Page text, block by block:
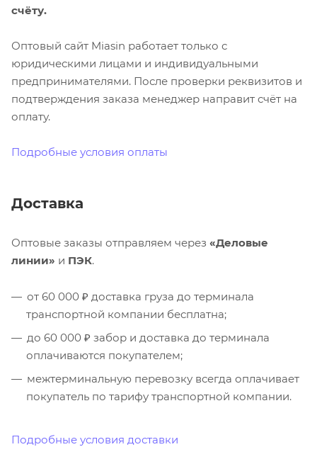
счёту.
Оптовый сайт Miasin работает только с
юридическими лицами и индивидуальными
предпринимателями. После проверки реквизитов и
подтверждения заказа менеджер направит счёт на
оплату.
Подробные условия оплаты
Доставка
Оптовые заказы отправляем через «Деловые
линии» и ПЭК.
от 60 000 ₽ доставка груза до терминала
транспортной компании бесплатна;
до 60 000 ₽ забор и доставка до терминала
оплачиваются покупателем;
межтерминальную перевозку всегда оплачивает
покупатель по тарифу транспортной компании.
Подробные условия доставки